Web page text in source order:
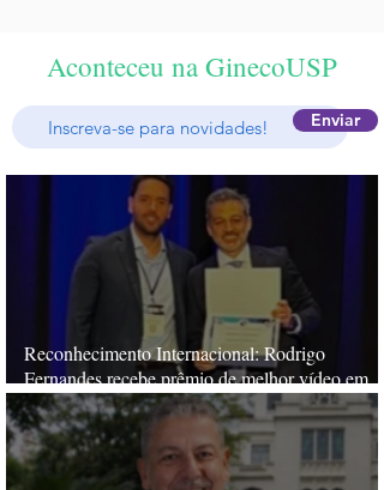
Aconteceu na GinecoUSP
Enviar
Reconhecimento Internacional: Rodrigo
Fernandes recebe prêmio de melhor vídeo em
congresso internacional de cirurgia robótica